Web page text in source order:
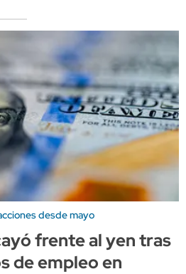
desde mayo
frente al yen tras
de empleo en